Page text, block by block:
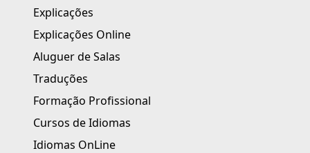
Explicações
Explicações Online
Aluguer de Salas
Traduções
Formação Profissional
Cursos de Idiomas
Idiomas OnLine